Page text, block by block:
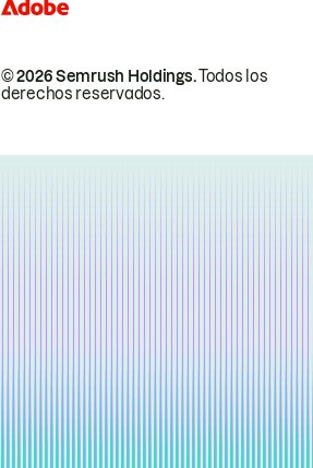
© 2026 Semrush Holdings.Todos los
derechos reservados.